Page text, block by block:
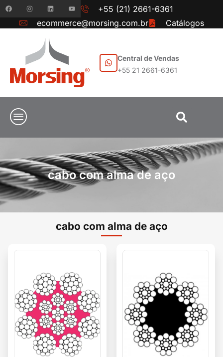
+55 (21) 2661-6361
ecommerce@morsing.com.br
Catálogos
Central de Vendas
+55 21 2661-6361
cabo com alma de aço
cabo com alma de aço